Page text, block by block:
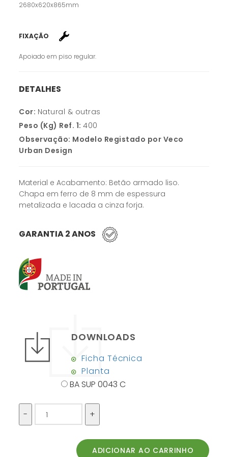
2680x620x865mm
FIXAÇÃO
Apoiado em piso regular.
DETALHES
Cor: Natural & outras
Peso (Kg) Ref. 1:400
Observação: Modelo Registado por Veco
Urban Design
Material e Acabamento: Betão armado liso.
Chapa em ferro de 8 mm de espessura
metalizada e lacada a cinza forja.
GARANTIA 2 ANOS
DOWNLOADS
Ficha Técnica
Planta
BA SUP 0043 C